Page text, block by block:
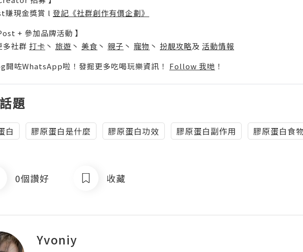
賺現金獎賞 l 登記《社群創作有價企劃》
+ 參加品牌活動 】
多社群 打卡 丶 旅遊 丶 美食 丶 親子 丶 寵物 丶 扮靚攻略及 活動情報
開咗WhatsApp啦！發掘更多吃喝玩樂資訊！ Follow 我哋 ！
題
白 膠原蛋白是什麼 膠原蛋白功效 膠原蛋白副作用 膠原蛋白食
0個讚好 收藏
Yvoniy